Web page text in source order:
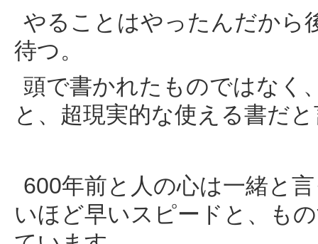
やることはやったんだから
待つ。
頭で書かれたものではなく
と、超現実的な使える書だ
600年前と人の心は一緒と
いほど早いスピードと、も